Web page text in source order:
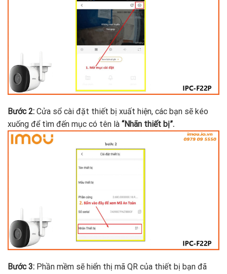
Bước 2: Cửa sổ cài đặt thiết bị xuất hiện, các bạn sẽ kéo
xuống để tìm đến mục có tên là “Nhãn thiết bị”.
Bước 3: Phần mềm sẽ hiển thị mã QR của thiết bị bạn đã